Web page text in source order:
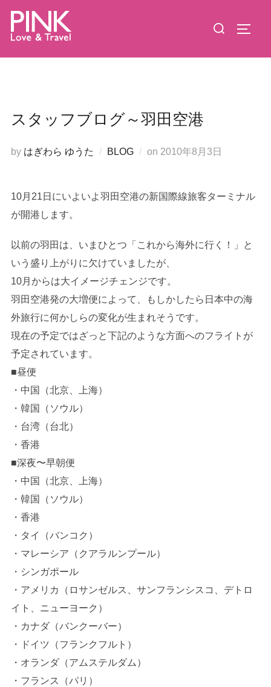
ン
検
対
スタッフブログ～羽田空港
by はぎわら ゆうた BLOG on 投
2010年8月3日
10月21日にいよいよ羽田空港の新国際線旅客ターミナル
が開港します。
以前の羽田は、いまひとつ「これから海外に行く！」と
いう盛り上がりに欠けていましたが、
10月からは大イメージチェンジです。
羽田空港発の大増便によって、もしかしたら日本中の海
外旅行に何かしらの変化が生まれそうです。
現在の予定ではざっと下記のような方面へのフライトが
予定されています。
■昼便
・中国（北京、上海）
・韓国（ソウル）
・台湾（台北）
・香港
■深夜〜早朝便
・中国（北京、上海）
・韓国（ソウル）
・香港
・タイ（バンコク）
・マレーシア（クアラルンプール）
・シンガポール
・アメリカ（ロサンゼルス、サンフランシスコ、デトロ
イト、ニューヨーク）
・カナダ（バンクーバー）
・ドイツ（フランクフルト）
・オランダ（アムステルダム）
・フランス（パリ）